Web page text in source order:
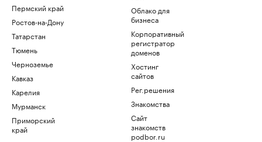
Пермский край
Ростов-на-Дону
Татарстан
Тюмень
Черноземье
Кавказ
Карелия
Мурманск
Приморский
край
Облако для
бизнеса
Корпоративный
регистратор
доменов
Хостинг
сайтов
Рег.решения
Знакомства
Сайт
знакомств
podbor.ru